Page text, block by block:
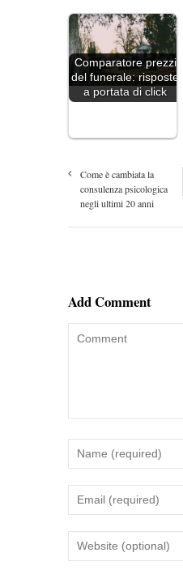
Comparatore prezzi
del funerale: risposte
a portata di click
Come è cambiata la
consulenza psicologica
negli ultimi 20 anni
Add Comment